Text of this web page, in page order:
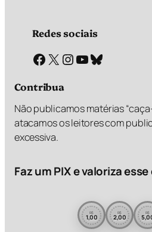
Redes sociais
Facebook X Instagram Youtube Bluesky
Contribua
Não publicamos matérias
atacamos os leitores com
excessiva.
Faz um PIX e valoriza
R$
1,00 R$
2,00 R$